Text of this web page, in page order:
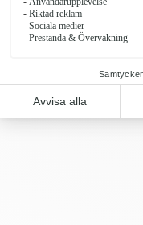
ROSA ORKIDÉ
349 kr